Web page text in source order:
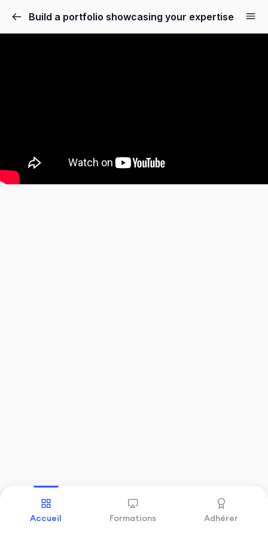
Build a portfolio showcasing your expertise
Précédent
Accueil Formations Adhérer